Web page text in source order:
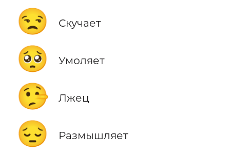
😒 Скучает
🥺 Умоляет
🤥 Лжец
😔 Размышляет